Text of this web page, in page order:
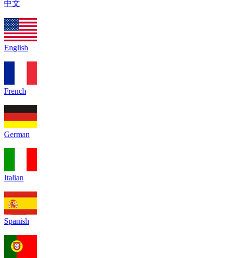
中文
English
French
German
Italian
Spanish